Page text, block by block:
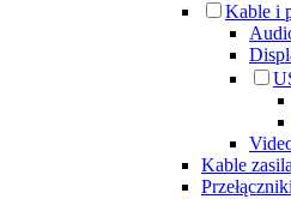
Kable i
Kable